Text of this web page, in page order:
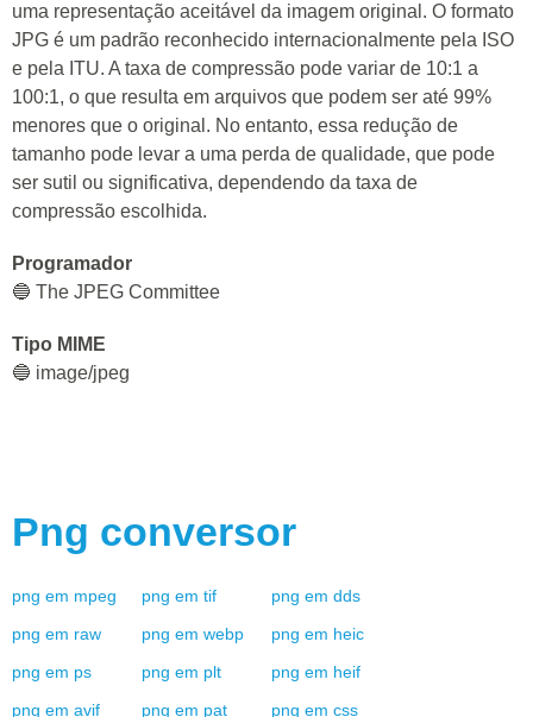
uma representação aceitável da imagem original. O formato
JPG é um padrão reconhecido internacionalmente pela ISO
e pela ITU. A taxa de compressão pode variar de 10:1 a
100:1, o que resulta em arquivos que podem ser até 99%
menores que o original. No entanto, essa redução de
tamanho pode levar a uma perda de qualidade, que pode
ser sutil ou significativa, dependendo da taxa de
compressão escolhida.
Programador
🔵 The JPEG Committee
Tipo MIME
🔵 image/jpeg
Png conversor
png em mpeg png em tif png em dds
png em raw png em webp png em heic
png em ps png em plt png em heif
png em avif png em pat png em css